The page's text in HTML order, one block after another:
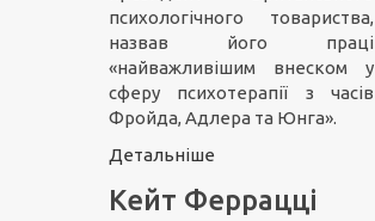
психологічного товариства,
назвав його праці
«найважливішим внеском у
сферу психотерапії з часів
Фройда, Адлера та Юнга».
Детальніше
Кейт Феррацці